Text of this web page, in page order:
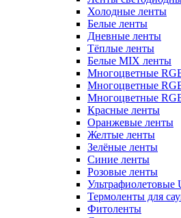
Холодные ленты
Белые ленты
Дневные ленты
Тёплые ленты
Белые MIX ленты
Многоцветные
Многоцветные
Многоцветные
Красные ленты
Оранжевые ленты
Желтые ленты
Зелёные ленты
Синие ленты
Розовые ленты
Ультрафиолетовые
Термоленты для
Фитоленты